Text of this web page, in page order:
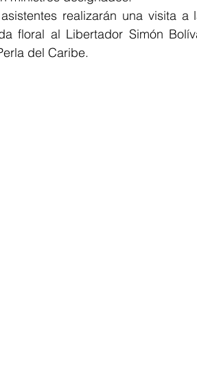
realizarán una visita
floral al Libertador Simón
del Caribe.